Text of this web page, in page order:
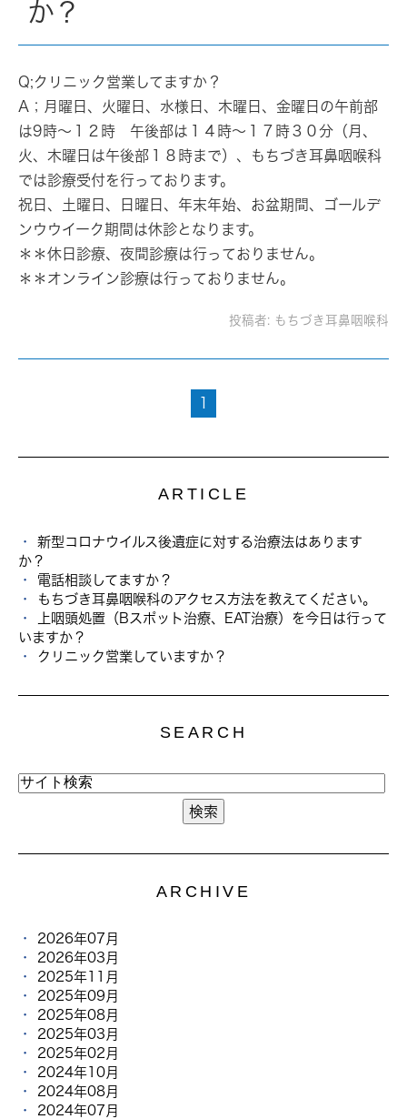
か？
Q;クリニック営業してますか？
A；月曜日、火曜日、水様日、木曜日、金曜日の午前部
は9時～１２時 午後部は１４時～１７時３０分（月、
火、木曜日は午後部１８時まで）、もちづき耳鼻咽喉科
では診療受付を行っております。
祝日、土曜日、日曜日、年末年始、お盆期間、ゴールデ
ンウウイーク期間は休診となります。
＊＊休日診療、夜間診療は行っておりません。
＊＊オンライン診療は行っておりません。
投稿者: もちづき耳鼻咽喉科
1
ARTICLE
新型コロナウイルス後遺症に対する治療法はあります
か？
電話相談してますか？
もちづき耳鼻咽喉科のアクセス方法を教えてください。
上咽頭処置（Bスポット治療、EAT治療）を今日は行って
いますか？
クリニック営業していますか？
SEARCH
ARCHIVE
2026年07月
2026年03月
2025年11月
2025年09月
2025年08月
2025年03月
2025年02月
2024年10月
2024年08月
2024年07月